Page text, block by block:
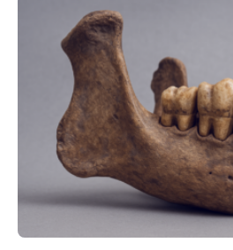
erzeugt durch Magma oder
Schlote einen Weg nach oben
Miriam Christina Reiss,
Johannes Gutenberg-Universität
Team haben am Vulkan
solche Tremore lokalisiert. „Wir
nicht nur nachweisen, sondern